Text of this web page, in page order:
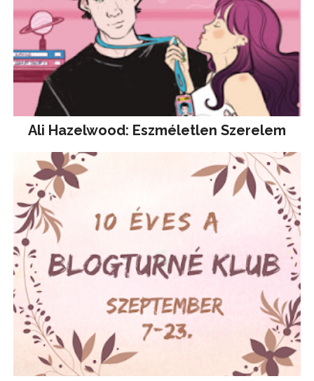
Ali Hazelwood: Eszméletlen Szerelem